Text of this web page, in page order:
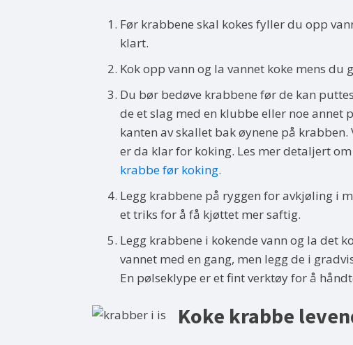
Før krabbene skal kokes fyller du opp
klart.
Kok opp vann og la vannet koke mens du
Du bør bedøve krabbene før de kan
de et slag med en klubbe eller noe annet
kanten av skallet bak øynene på
er da klar for koking. Les mer detaljert
krabbe før koking.
Legg krabbene på ryggen for avkjøling i
et triks for å få kjøttet mer saftig.
Legg krabbene i kokende vann og la det
vannet med en gang, men legg de i
En pølseklype er et fint verktøy for å
Koke krabbe